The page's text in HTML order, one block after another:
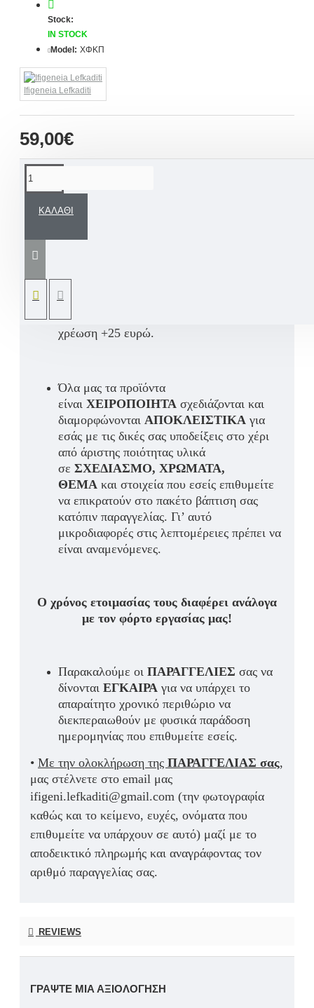
59,00€
Stock:
IN STOCK
Model: ΧΦΚΠ
Ifigeneia Lefkaditi
ΚΑΛΆΘΙ
φωτογραφία σε καμβά και στοιχεία, ευχές δικής
σας επιθυμίας κατόπιν παραγγελίας. Ένα
Εάν επιθυμείτε μπορεί να προστεθεί
εσωτερικός led φωτισμός με επιπλέον
χρέωση +25 ευρώ.
Όλα μας τα προϊόντα
είναι ΧΕΙΡΟΠΟΙΗΤΑ σχεδιάζονται και
διαμορφώνονται ΑΠΟΚΛΕΙΣΤΙΚΑ για
εσάς με τις δικές σας υποδείξεις στο χέρι
από άριστης ποιότητας υλικά
σε ΣΧΕΔΙΑΣΜΟ, ΧΡΩΜΑΤΑ,
ΘΕΜΑ και στοιχεία που εσείς επιθυμείτε
να επικρατούν στο πακέτο βάπτιση σας
κατόπιν παραγγελίας. Γι’ αυτό
μικροδιαφορές στις λεπτομέρειες πρέπει να
είναι αναμενόμενες.
Ο χρόνος ετοιμασίας τους διαφέρει ανάλογα
με τον φόρτο εργασίας μας!
Παρακαλούμε οι ΠΑΡΑΓΓΕΛΙΕΣ σας να
δίνονται ΕΓΚΑΙΡΑ για να υπάρχει το
απαραίτητο χρονικό περιθώριο να
διεκπεραιωθούν με φυσικά παράδοση
ημερομηνίας που επιθυμείτε εσείς.
• Με την ολοκλήρωση της ΠΑΡΑΓΓΕΛΙΑΣ σας,
μας στέλνετε στο email μας
ifigeni.lefkaditi@gmail.com (την φωτογραφία
καθώς και το κείμενο, ευχές, ονόματα που
επιθυμείτε να υπάρχουν σε αυτό) μαζί με το
αποδεικτικό πληρωμής και αναγράφοντας τον
αριθμό παραγγελίας σας.
REVIEWS
ΓΡΆΨΤΕ ΜΙΑ ΑΞΙΟΛΌΓΗΣΗ